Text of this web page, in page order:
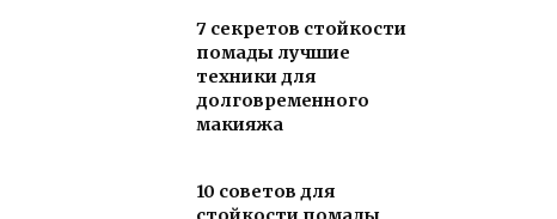
7 секретов стойкости
помады лучшие
техники для
долговременного
макияжа
10 советов для